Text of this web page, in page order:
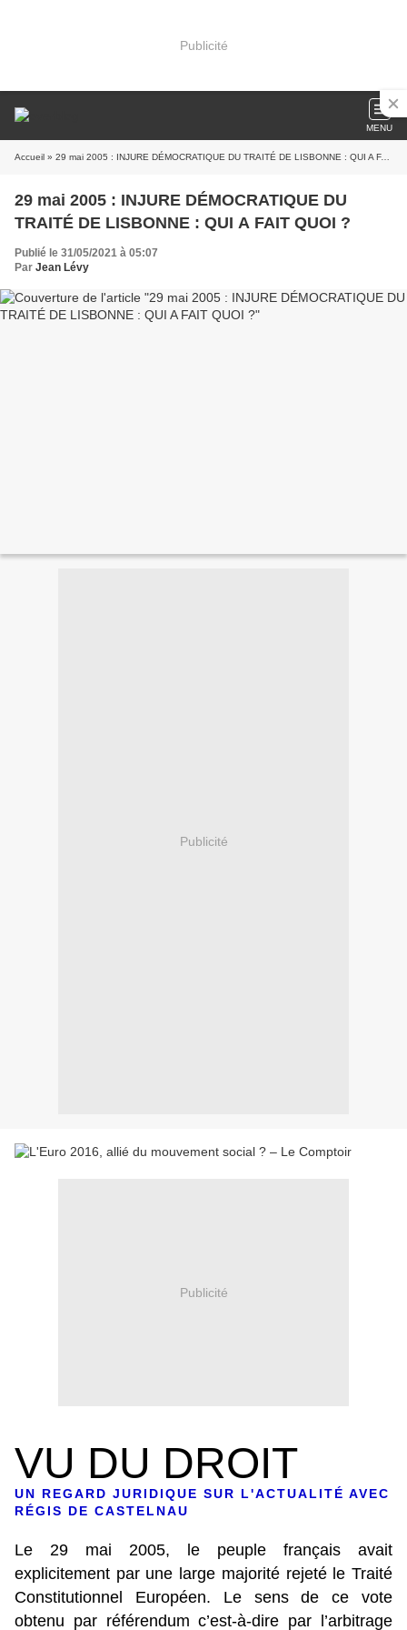
Publicité
MENU
Accueil » 29 mai 2005 : INJURE DÉMOCRATIQUE DU TRAITÉ DE LISBONNE : QUI A FAIT QUOI ?
29 mai 2005 : INJURE DÉMOCRATIQUE DU
TRAITÉ DE LISBONNE : QUI A FAIT QUOI ?
Publié le 31/05/2021 à 05:07
Par Jean Lévy
Publicité
Publicité
VU DU DROIT
UN REGARD JURIDIQUE SUR L'ACTUALITÉ AVEC
RÉGIS DE CASTELNAU
Le 29 mai 2005, le peuple français avait
explicitement par une large majorité rejeté le Traité
Constitutionnel Européen. Le sens de ce vote
obtenu par référendum c’est-à-dire par l’arbitrage